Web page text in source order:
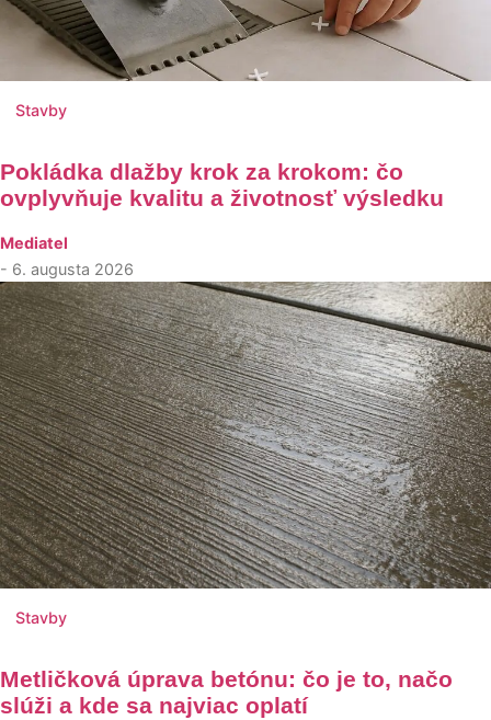
Stavby
Pokládka dlažby krok za krokom: čo
ovplyvňuje kvalitu a životnosť výsledku
Mediatel
- 6. augusta 2026
Stavby
Metličková úprava betónu: čo je to, načo
slúži a kde sa najviac oplatí